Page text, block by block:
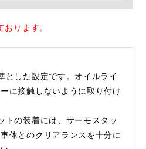
ります。
とした設定です。オイルライ
に接触しないように取り付け
トの装着には、サーモスタッ
体とのクリアランスを十分に